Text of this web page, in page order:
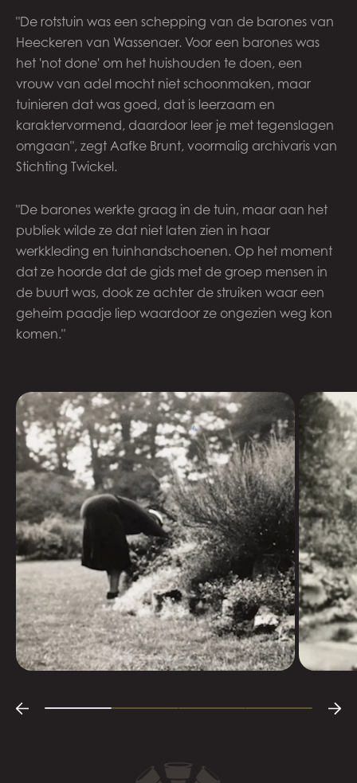
"De rotstuin was een schepping van de barones van
Heeckeren van Wassenaer. Voor een barones was
het 'not done' om het huishouden te doen, een
vrouw van adel mocht niet schoonmaken, maar
tuinieren dat was goed, dat is leerzaam en
karaktervormend, daardoor leer je met tegenslagen
omgaan", zegt Aafke Brunt, voormalig archivaris van
Stichting Twickel.
"De barones werkte graag in de tuin, maar aan het
publiek wilde ze dat niet laten zien in haar
werkkleding en tuinhandschoenen. Op het moment
dat ze hoorde dat de gids met de groep mensen in
de buurt was, dook ze achter de struiken waar een
geheim paadje liep waardoor ze ongezien weg kon
komen."